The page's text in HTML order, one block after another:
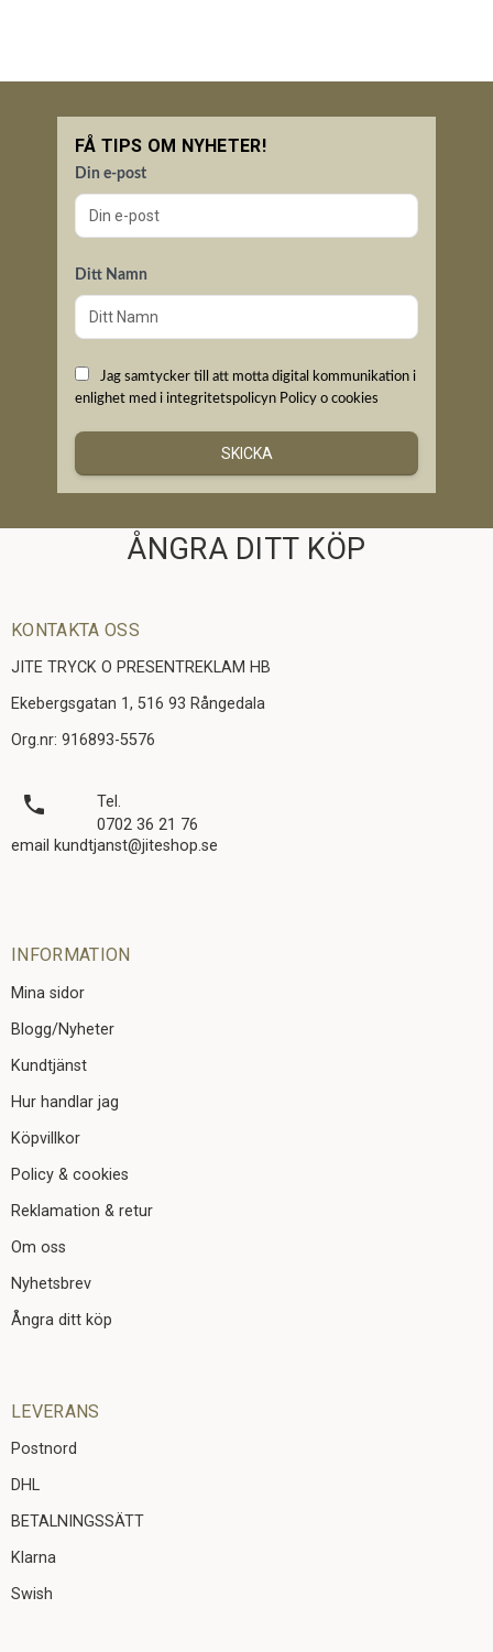
FÅ TIPS OM NYHETER!
Din e-post
Ditt Namn
Jag samtycker till att motta digital kommunikation i
enlighet med i integritetspolicyn Policy o cookies
SKICKA
ÅNGRA DITT KÖP
KONTAKTA OSS
JITE TRYCK O PRESENTREKLAM HB
Ekebergsgatan 1, 516 93 Rångedala
Org.nr: 916893-5576
local_phone
Tel.
0702 36 21 76
email kundtjanst@jiteshop.se
INFORMATION
Mina sidor
Blogg/Nyheter
Kundtjänst
Hur handlar jag
Köpvillkor
Policy & cookies
Reklamation & retur
Om oss
Nyhetsbrev
Ångra ditt köp
LEVERANS
Postnord
DHL
BETALNINGSSÄTT
Klarna
Swish